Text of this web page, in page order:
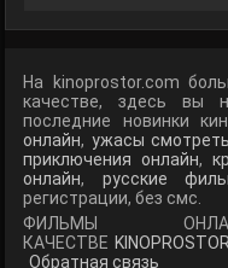
На kinoprostor.com
качестве, здесь вы
последние новинки
онлайн, ужасы
приключения онлайн,
онлайн, русские
регистрации, без смс.
ФИЛЬМЫ
КАЧЕСТВЕ
Обратная связь